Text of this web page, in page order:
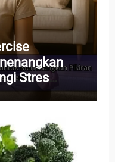
Stres